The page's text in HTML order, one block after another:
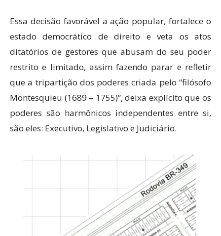
Essa decisão favorável a ação popular, fortalece o
estado democrático de direito e veta os atos
ditatórios de gestores que abusam do seu poder
restrito e limitado, assim fazendo parar e refletir
que a tripartição dos poderes criada pelo “filósofo
Montesquieu (1689 – 1755)”, deixa explícito que os
poderes são harmônicos independentes entre si,
são eles: Executivo, Legislativo e Judiciário.